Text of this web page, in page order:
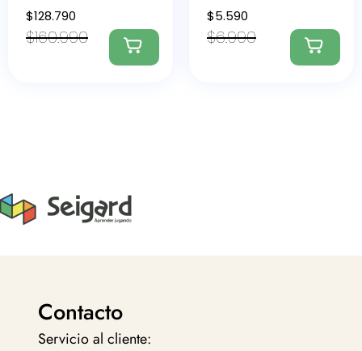
$160.990
$128.790
$6.990
$5.590
Contacto
Servicio al cliente: